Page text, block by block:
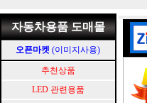
자동차용품 도매몰
오픈마켓 (이미지사용)
추천상품
LED 관련용품